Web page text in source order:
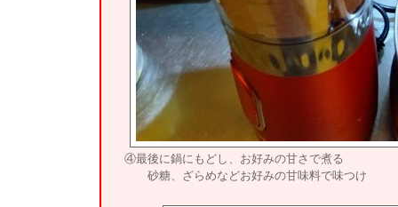
④最後に鍋にもどし、お好みの甘さで煮る
砂糖、ざらめなどお好みの甘味料で味つけ